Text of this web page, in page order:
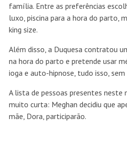
família. Entre as preferências
luxo, piscina para a hora do parto,
king size.
Além disso, a Duquesa contratou
na hora do parto e pretende usar
ioga e auto-hipnose, tudo isso, sem
A lista de pessoas presentes
muito curta: Meghan decidiu que
mãe, Dora, participarão.